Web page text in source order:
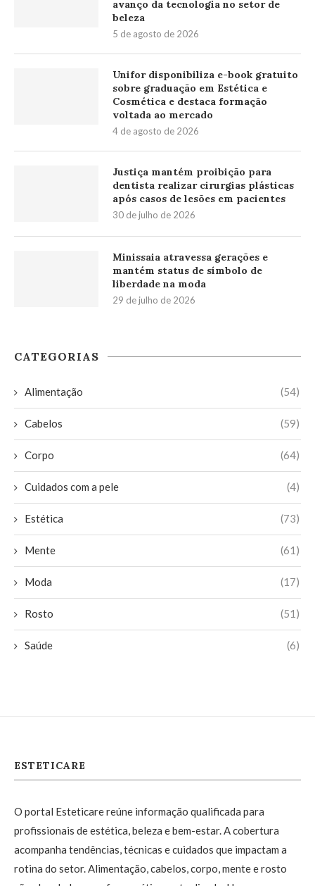
avanço da tecnologia no setor de
beleza
5 de agosto de 2026
Unifor disponibiliza e-book gratuito
sobre graduação em Estética e
Cosmética e destaca formação
voltada ao mercado
4 de agosto de 2026
Justiça mantém proibição para
dentista realizar cirurgias plásticas
após casos de lesões em pacientes
30 de julho de 2026
Minissaia atravessa gerações e
mantém status de símbolo de
liberdade na moda
29 de julho de 2026
CATEGORIAS
Alimentação (54)
Cabelos (59)
Corpo (64)
Cuidados com a pele (4)
Estética (73)
Mente (61)
Moda (17)
Rosto (51)
Saúde (6)
ESTETICARE
O portal Esteticare reúne informação qualificada para
profissionais de estética, beleza e bem-estar. A cobertura
acompanha tendências, técnicas e cuidados que impactam a
rotina do setor. Alimentação, cabelos, corpo, mente e rosto